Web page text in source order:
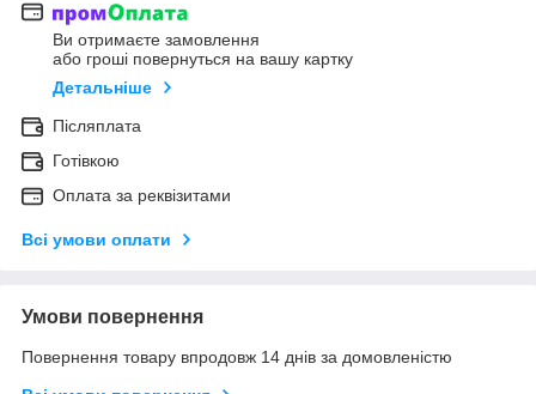
Ви отримаєте замовлення
або гроші повернуться на вашу картку
Детальніше
Післяплата
Готівкою
Оплата за реквізитами
Всі умови оплати
Умови повернення
Повернення товару впродовж 14 днів за домовленістю